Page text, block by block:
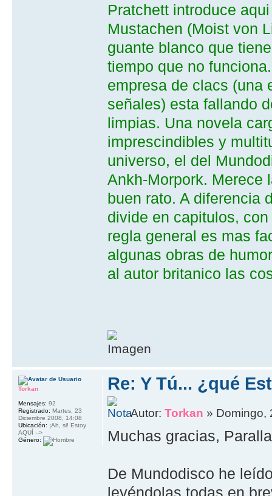
Pratchett introduce
Mustachen (Moist von
guante blanco que
tiempo que no
empresa de clacs (una
señales) esta fallando
limpias. Una novela
imprescindibles y
universo, el del
Ankh-Morpork. Merece
buen rato. A diferencia
divide en capitulos,
regla general es mas
algunas obras de
al autor britanico las
Re: Y Tú... ¿qué
Autor:Torkan » Domingo,
Muchas gracias,
De Mundodisco he
leyéndolas todas en
Torkan
Mensajes: 92
Registrado: Martes, 23
Diciembre 2008, 14:08
Ubicación: ¡Ah, si! Estoy
AQUÍ -->
Género: